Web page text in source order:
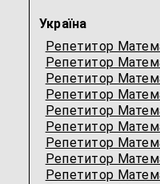
Україна
Репетитор
Репетитор
Репетитор
Репетитор
Репетитор
Репетитор
Репетитор
Репетитор
Репетитор